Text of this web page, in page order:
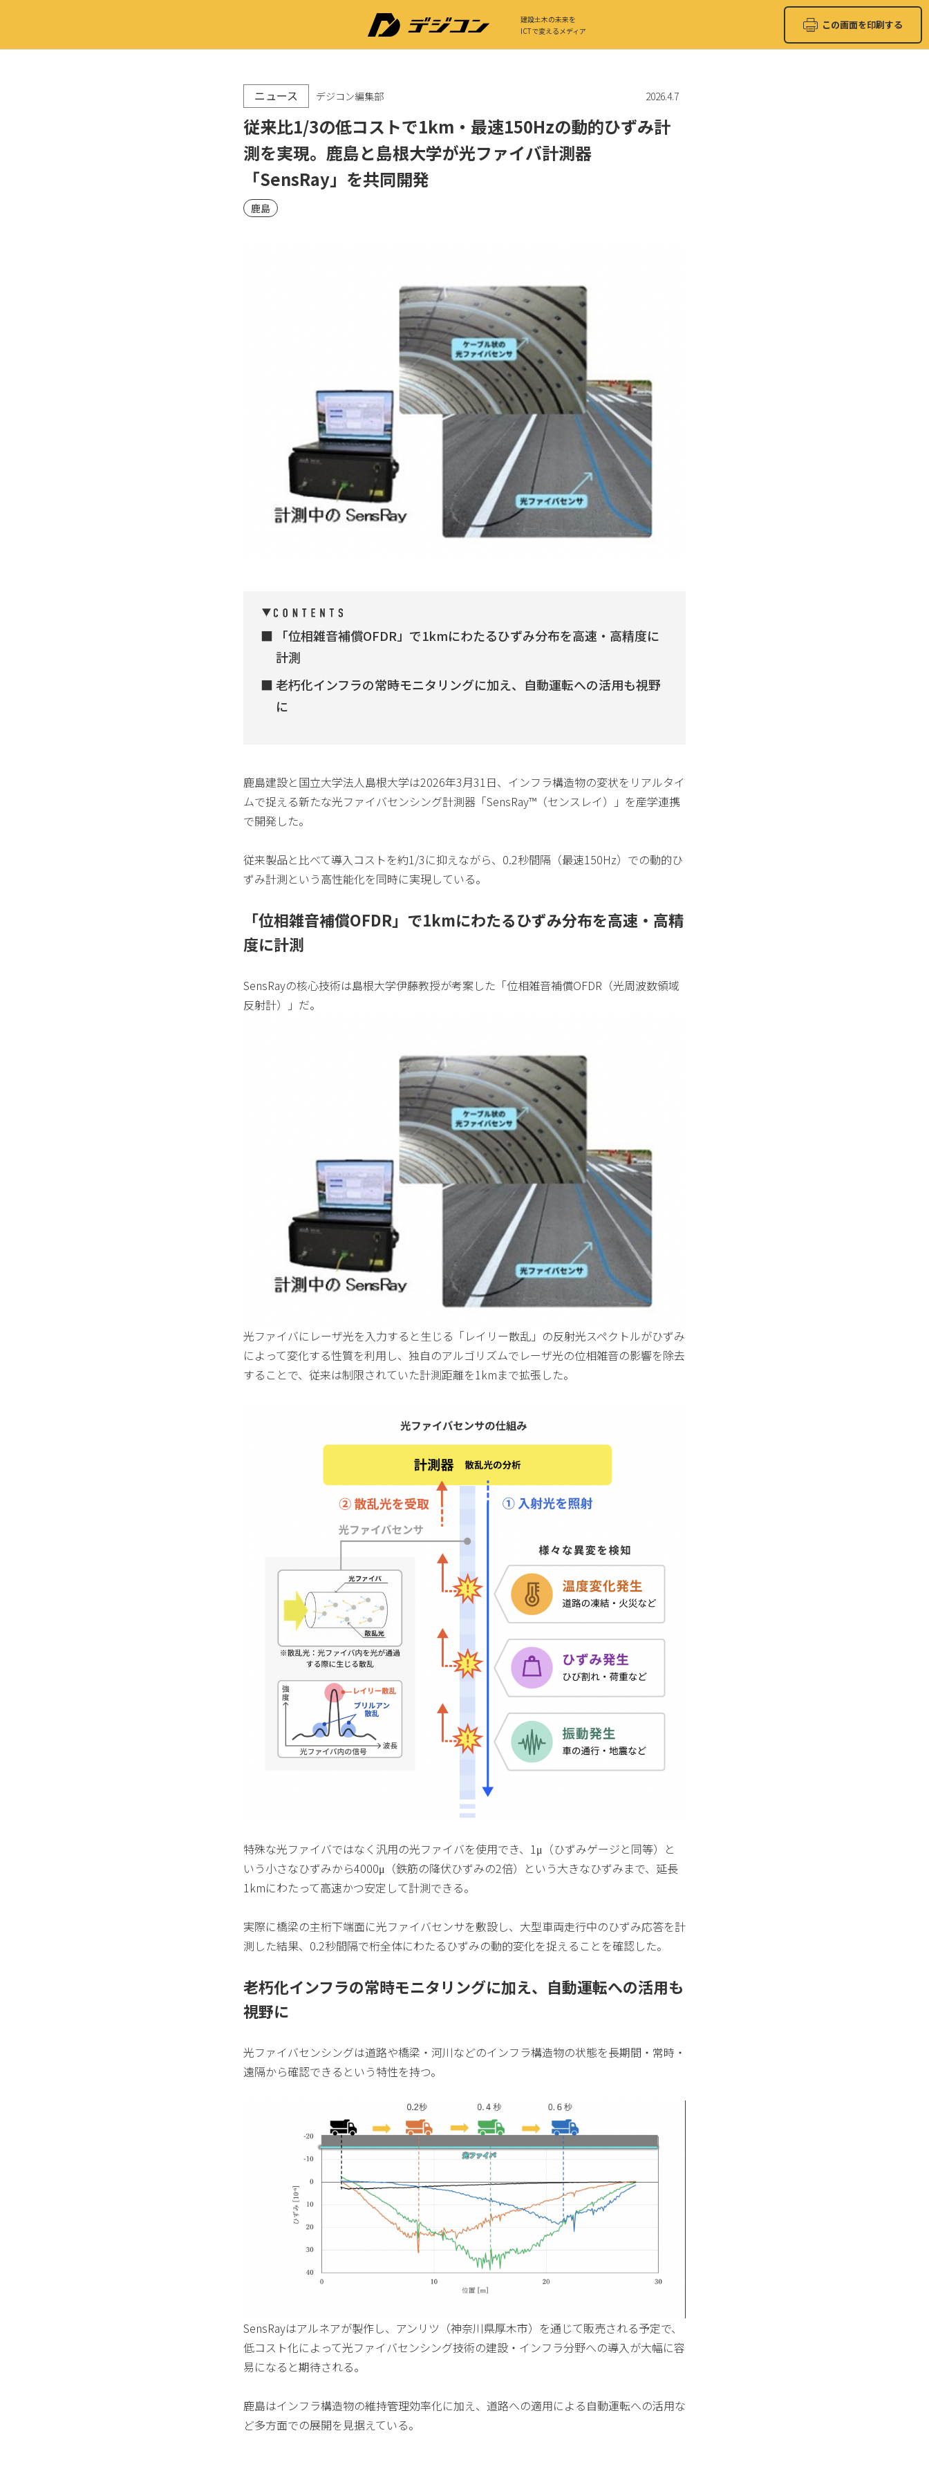
建設土木の未来を
ICTで変えるメディア
この画面を印刷する
ニュース デジコン編集部 2026.4.7
従来比1/3の低コストで1km・最速150Hzの動的ひずみ計
測を実現。鹿島と島根大学が光ファイバ計測器
「SensRay」を共同開発
鹿島
「位相雑音補償OFDR」で1kmにわたるひずみ分布を高速・高精度に
計測
老朽化インフラの常時モニタリングに加え、自動運転への活用も視野
に
鹿島建設と国立大学法人島根大学は2026年3月31日、インフラ構造物の変状をリアルタイ
ムで捉える新たな光ファイバセンシング計測器「SensRay™（センスレイ）」を産学連携
で開発した。
従来製品と比べて導入コストを約1/3に抑えながら、0.2秒間隔（最速150Hz）での動的ひ
ずみ計測という高性能化を同時に実現している。
「位相雑音補償OFDR」で1kmにわたるひずみ分布を高速・高精
度に計測
SensRayの核心技術は島根大学伊藤教授が考案した「位相雑音補償OFDR（光周波数領域
反射計）」だ。
光ファイバにレーザ光を入力すると生じる「レイリー散乱」の反射光スペクトルがひずみ
によって変化する性質を利用し、独自のアルゴリズムでレーザ光の位相雑音の影響を除去
することで、従来は制限されていた計測距離を1kmまで拡張した。
特殊な光ファイバではなく汎用の光ファイバを使用でき、1μ（ひずみゲージと同等）と
いう小さなひずみから4000μ（鉄筋の降伏ひずみの2倍）という大きなひずみまで、延長
1kmにわたって高速かつ安定して計測できる。
実際に橋梁の主桁下端面に光ファイバセンサを敷設し、大型車両走行中のひずみ応答を計
測した結果、0.2秒間隔で桁全体にわたるひずみの動的変化を捉えることを確認した。
老朽化インフラの常時モニタリングに加え、自動運転への活用も
視野に
光ファイバセンシングは道路や橋梁・河川などのインフラ構造物の状態を長期間・常時・
遠隔から確認できるという特性を持つ。
SensRayはアルネアが製作し、アンリツ（神奈川県厚木市）を通じて販売される予定で、
低コスト化によって光ファイバセンシング技術の建設・インフラ分野への導入が大幅に容
易になると期待される。
鹿島はインフラ構造物の維持管理効率化に加え、道路への適用による自動運転への活用な
ど多方面での展開を見据えている。